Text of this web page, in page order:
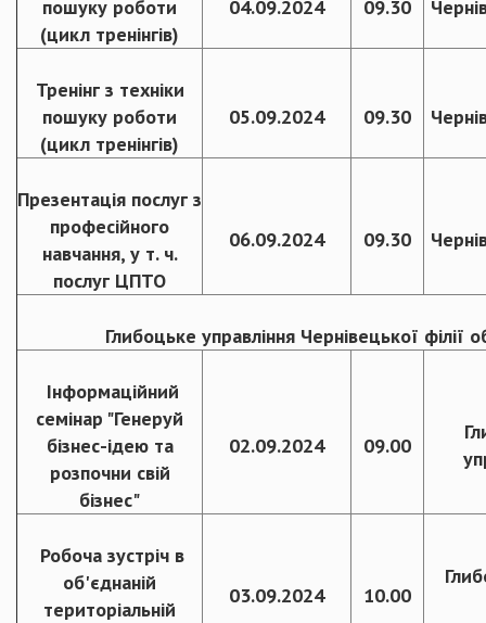
пошуку роботи
(цикл тренінгів)
04.09.2024 09.30
Тренінг з техніки
пошуку роботи
(цикл тренінгів)
05.09.2024 09.30
Презентація послуг з
професійного
навчання, у т. ч.
послуг ЦПТО
06.09.2024 09.30
Глибоцьке управління Чернівецької філії
Інформаційний
семінар "Генеруй
бізнес-ідею та
розпочни свій
бізнес"
02.09.2024 09.00
Робоча зустріч в
об'єднаній
територіальній
03.09.2024 10.00